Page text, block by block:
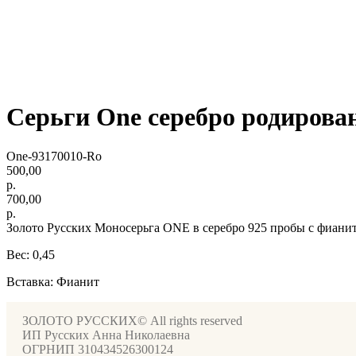
Серьги One серебро
One-93170010-Ro
500,00
р.
700,00
р.
Золото Русских Моносерьга ONE в серебро 925 пробы с
Вес: 0,45
Вставка: Фианит
ЗОЛОТО РУССКИХ© All rights reserved
ИП Русских Анна Николаевна
ОГРНИП 310434526300124